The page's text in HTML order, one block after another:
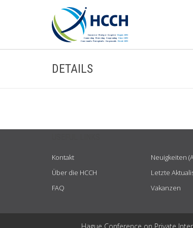
DETAILS
Kontakt
Über die HCCH
FAQ
Neuigkeiten
Letzte
Vakanzen